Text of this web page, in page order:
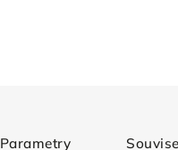
Parametry